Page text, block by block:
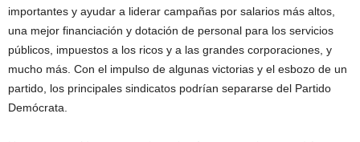
importantes y ayudar a liderar campañas por salarios más altos,
una mejor financiación y dotación de personal para los servicios
públicos, impuestos a los ricos y a las grandes corporaciones, y
mucho más. Con el impulso de algunas victorias y el esbozo de un
partido, los principales sindicatos podrían separarse del Partido
Demócrata.